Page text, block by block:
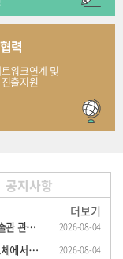
력
워크연계 및
출지원
[연구원 관련기사] 8월 4일(화), 대전 병동서 서울 미술관 관람… KETI, 로봇 이용 원격 문.. 2026-08-04
[연구원 관련기사] 8월 4일(화), ‘AI 산업’ 성능은 반도체에서, 경쟁력은 전동 시스템.. 2026-08-04
더보기
공지사항